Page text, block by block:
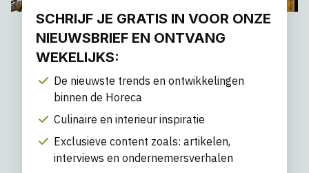
SCHRIJF JE GRATIS IN VOOR ONZE
NIEUWSBRIEF EN ONTVANG
WEKELIJKS:
De nieuwste trends en ontwikkelingen
binnen de Horeca
Culinaire en interieur inspiratie
Exclusieve content zoals: artikelen,
interviews en ondernemersverhalen